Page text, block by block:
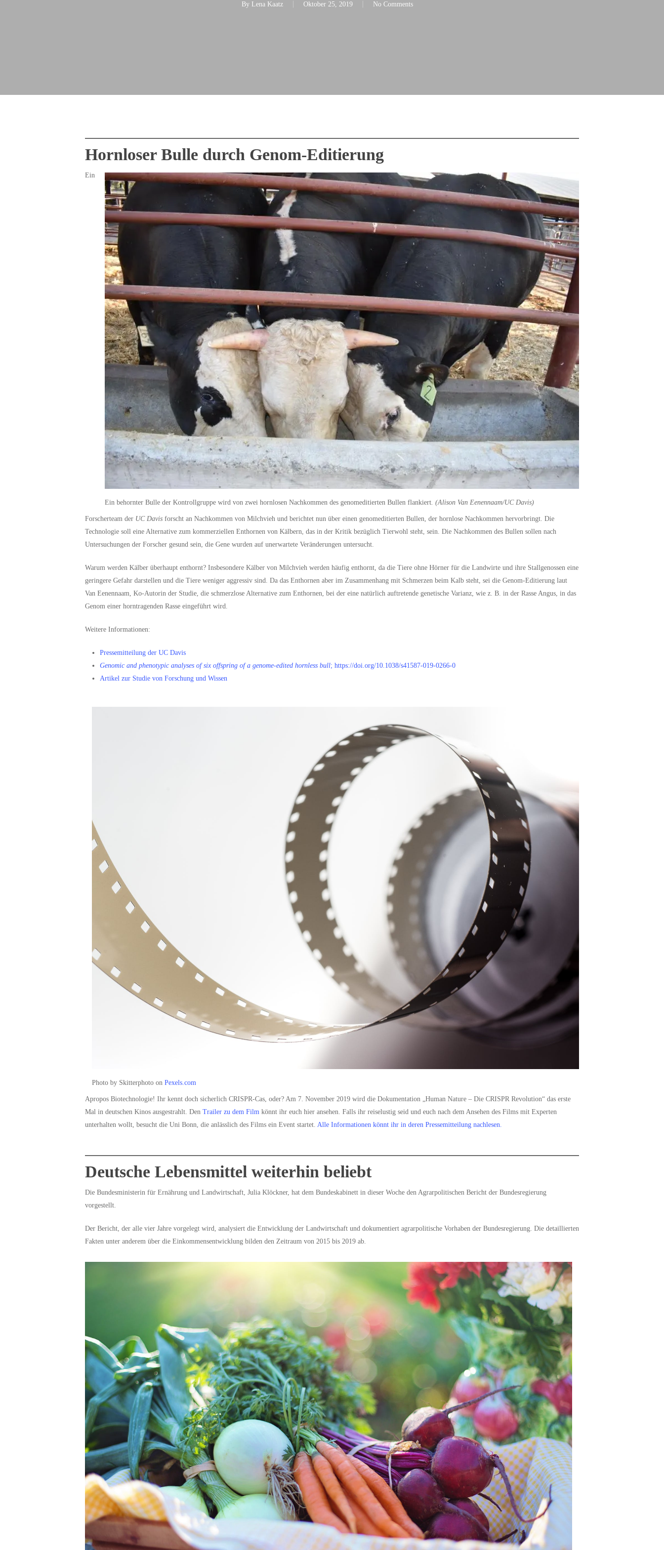
By Lena Kaatz Oktober 25, 2019 No Comments
Hornloser Bulle durch Genom-Editierung
Ein behornter Bulle der Kontrollgruppe wird von zwei hornlosen Nachkommen des genomeditierten Bullen flankiert. (Alison Van Eenennaam/UC Davis)
Ein
Forscherteam der UC Davis forscht an Nachkommen von Milchvieh und berichtet nun über einen genomeditierten Bullen, der hornlose Nachkommen hervorbringt. Die
Technologie soll eine Alternative zum kommerziellen Enthornen von Kälbern, das in der Kritik bezüglich Tierwohl steht, sein. Die Nachkommen des Bullen sollen nach
Untersuchungen der Forscher gesund sein, die Gene wurden auf unerwartete Veränderungen untersucht.
Warum werden Kälber überhaupt enthornt? Insbesondere Kälber von Milchvieh werden häufig enthornt, da die Tiere ohne Hörner für die Landwirte und ihre Stallgenossen eine
geringere Gefahr darstellen und die Tiere weniger aggressiv sind. Da das Enthornen aber im Zusammenhang mit Schmerzen beim Kalb steht, sei die Genom-Editierung laut
Van Eenennaam, Ko-Autorin der Studie, die schmerzlose Alternative zum Enthornen, bei der eine natürlich auftretende genetische Varianz, wie z. B. in der Rasse Angus, in das
Genom einer horntragenden Rasse eingeführt wird.
Weitere Informationen:
Pressemitteilung der UC Davis
Genomic and phenotypic analyses of six offspring of a genome-edited hornless bull; https://doi.org/10.1038/s41587-019-0266-0
Artikel zur Studie von Forschung und Wissen
Photo by Skitterphoto on Pexels.com
Apropos Biotechnologie! Ihr kennt doch sicherlich CRISPR-Cas, oder? Am 7. November 2019 wird die Dokumentation „Human Nature – Die CRISPR Revolution“ das erste
Mal in deutschen Kinos ausgestrahlt. Den Trailer zu dem Film könnt ihr euch hier ansehen. Falls ihr reiselustig seid und euch nach dem Ansehen des Films mit Experten
unterhalten wollt, besucht die Uni Bonn, die anlässlich des Films ein Event startet. Alle Informationen könnt ihr in deren Pressemitteilung nachlesen.
Deutsche Lebensmittel weiterhin beliebt
Die Bundesministerin für Ernährung und Landwirtschaft, Julia Klöckner, hat dem Bundeskabinett in dieser Woche den Agrarpolitischen Bericht der Bundesregierung
vorgestellt.
Der Bericht, der alle vier Jahre vorgelegt wird, analysiert die Entwicklung der Landwirtschaft und dokumentiert agrarpolitische Vorhaben der Bundesregierung. Die detaillierten
Fakten unter anderem über die Einkommensentwicklung bilden den Zeitraum von 2015 bis 2019 ab.